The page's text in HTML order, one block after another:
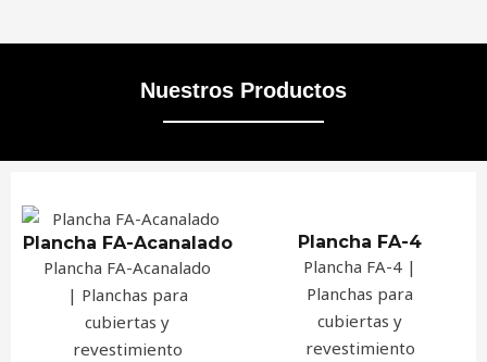
Nuestros Productos
Plancha FA-Acanalado
Plancha FA-Acanalado
| Planchas para
cubiertas y
revestimiento
Plancha FA-4
Plancha FA-4 |
Planchas para
cubiertas y
revestimiento